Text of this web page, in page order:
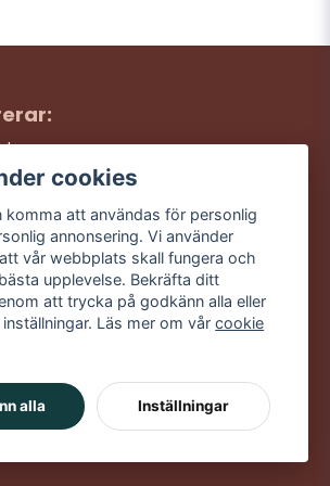
leveranser
över 499:-
cookies
komma att användas för personlig
annonsering. Vi använder
vår webbplats skall fungera och
upplevelse. Bekräfta ditt
att trycka på godkänn alla eller
Läs mer om vårcookie
alla Inställningar